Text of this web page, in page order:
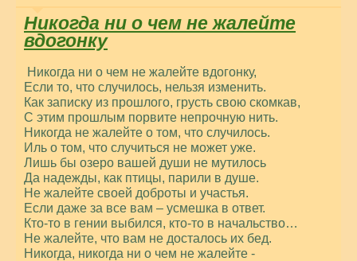
Никогда ни о чем не жалейте
вдогонку
Никогда ни о чем не жалейте вдогонку,
Если то, что случилось, нельзя изменить.
Как записку из прошлого, грусть свою скомкав,
С этим прошлым порвите непрочную нить.
Никогда не жалейте о том, что случилось.
Иль о том, что случиться не может уже.
Лишь бы озеро вашей души не мутилось
Да надежды, как птицы, парили в душе.
Не жалейте своей доброты и участья.
Если даже за все вам – усмешка в ответ.
Кто-то в гении выбился, кто-то в начальство…
Не жалейте, что вам не досталось их бед.
Никогда, никогда ни о чем не жалейте -